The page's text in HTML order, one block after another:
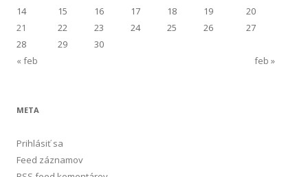
14
15 16 17 18 19
20
21
22 23 24 25 26
27
28
29
30
« feb
feb »
META
Prihlásiť sa
Feed záznamov